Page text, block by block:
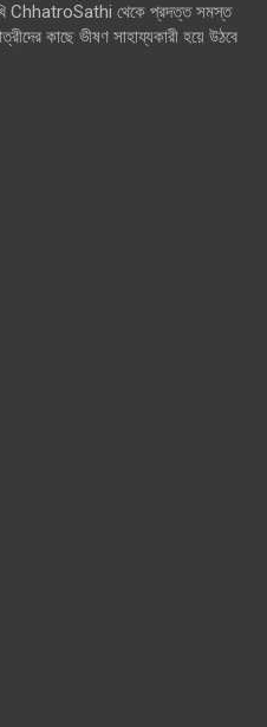
ChhatroSathi থেকে প্রদত্ত সমস্ত
কাছে ভীষণ সাহায্যকারী হয়ে উঠবে